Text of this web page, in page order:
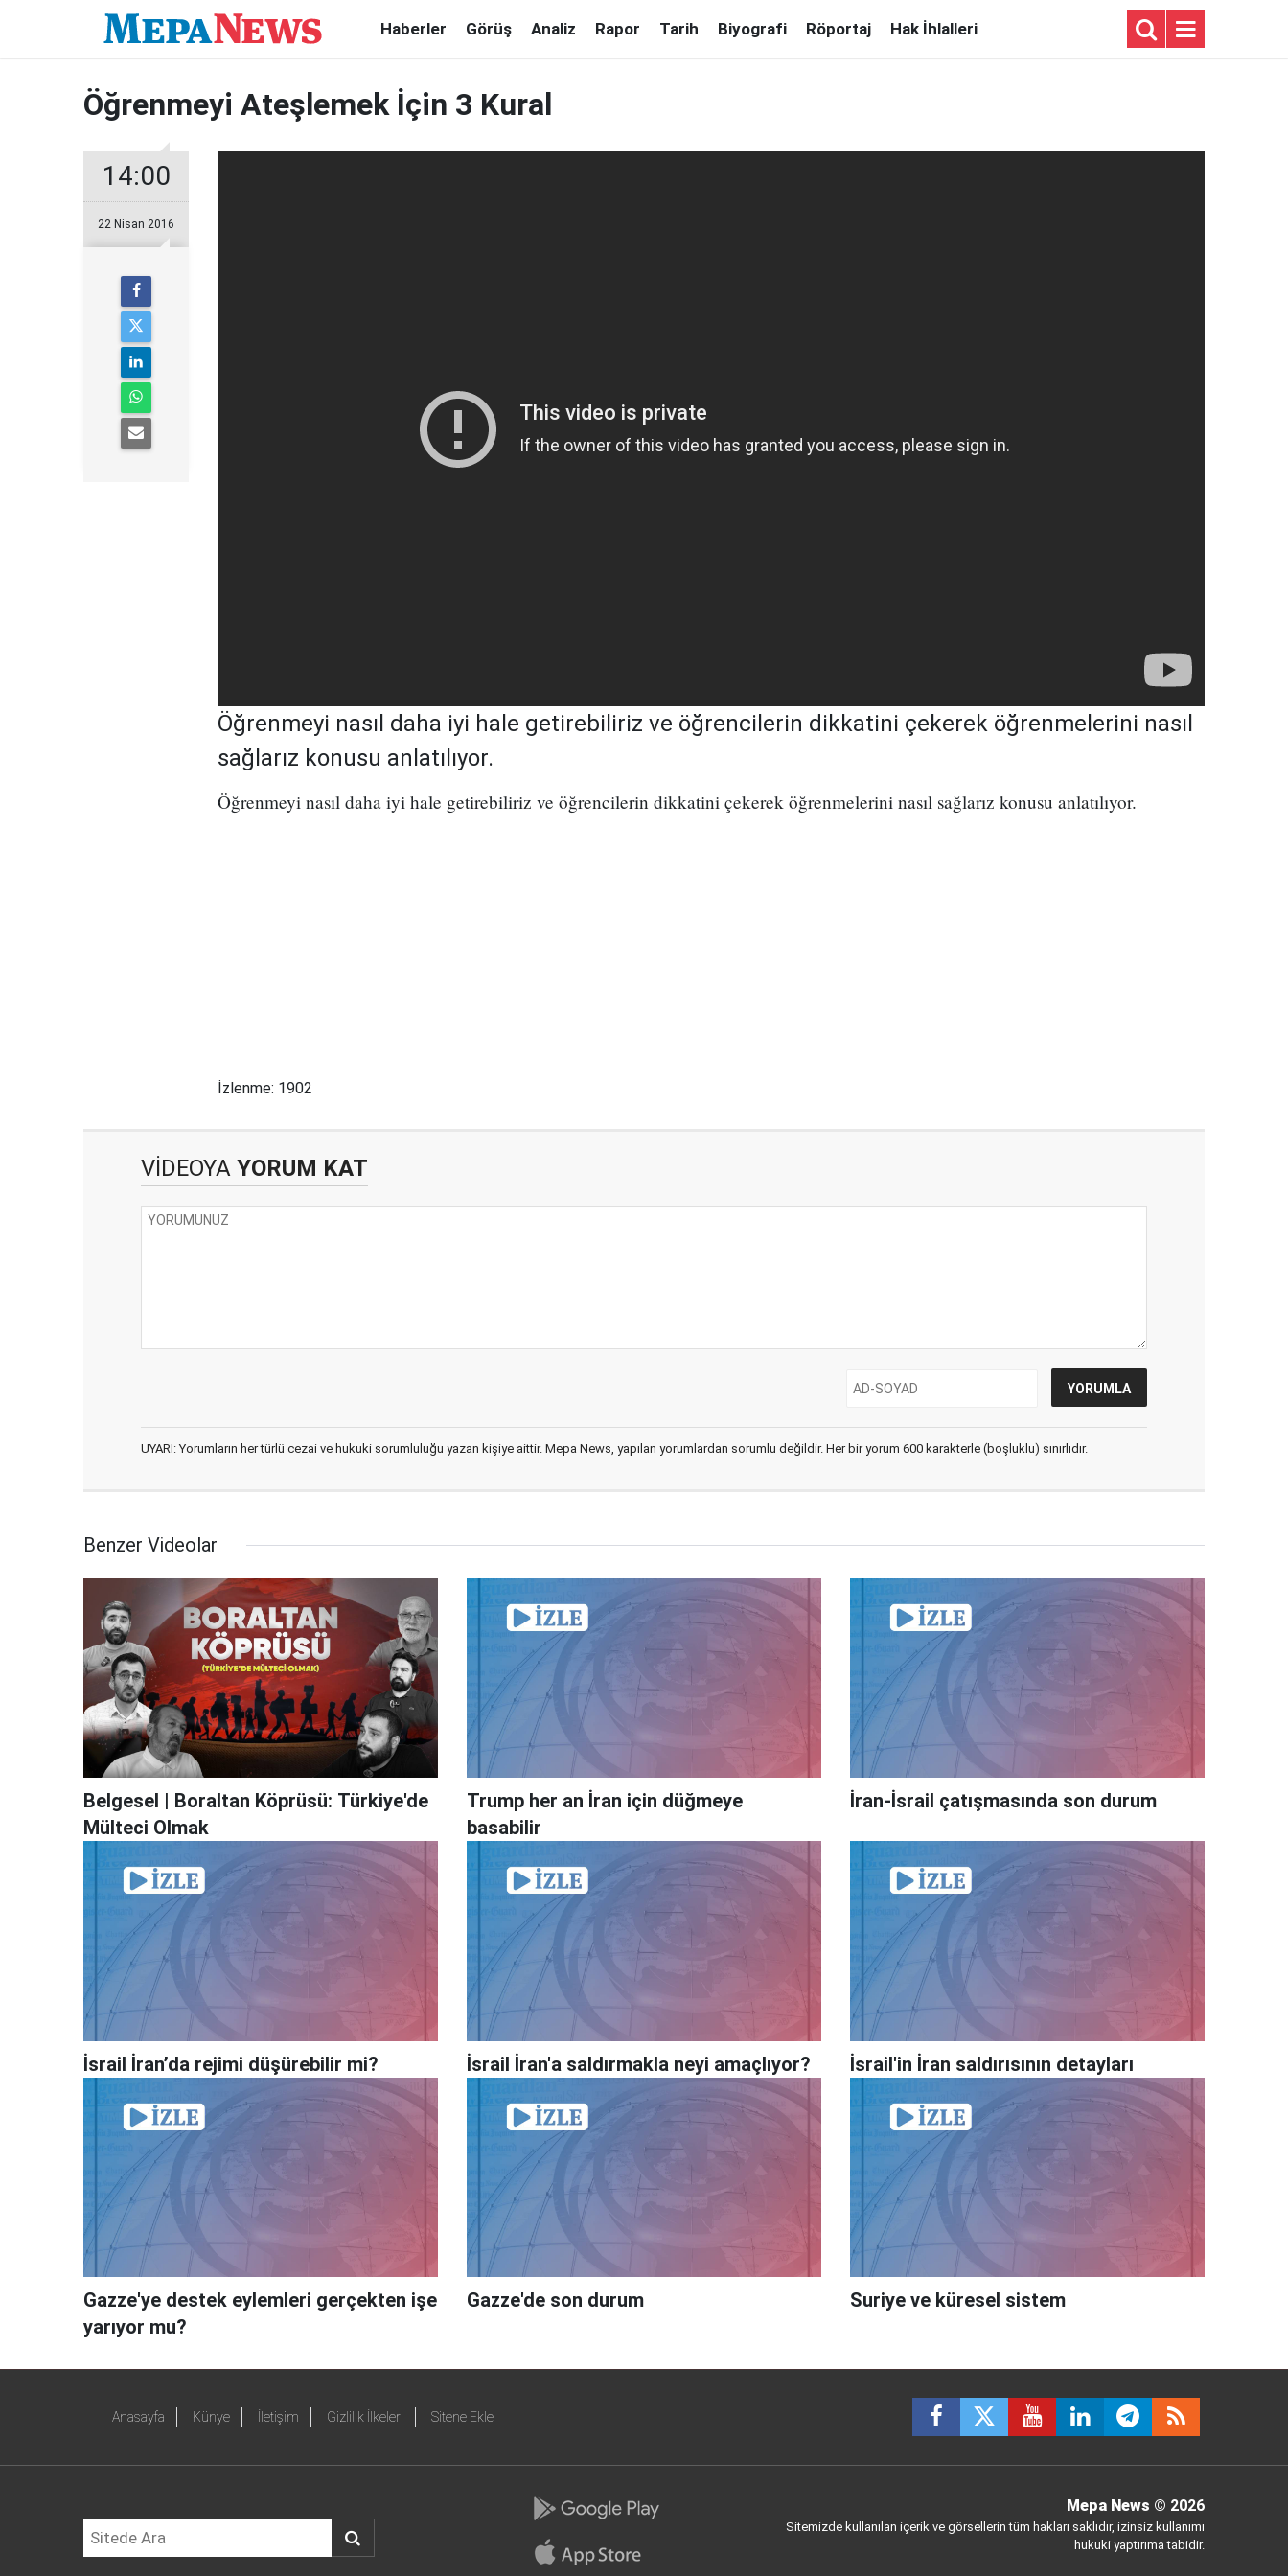
Haberler Görüş Analiz Rapor Tarih Biyografi Röportaj Hak İhlalleri
Öğrenmeyi Ateşlemek İçin 3 Kural
14:00
22 Nisan 2016
Öğrenmeyi nasıl daha iyi hale getirebiliriz ve öğrencilerin dikkatini çekerek öğrenmelerini nasıl
sağlarız konusu anlatılıyor.
Öğrenmeyi nasıl daha iyi hale getirebiliriz ve öğrencilerin dikkatini çekerek öğrenmelerini nasıl sağlarız konusu anlatılıyor.
İzlenme: 1902
VİDEOYA YORUM KAT
UYARI: Yorumların her türlü cezai ve hukuki sorumluluğu yazan kişiye aittir. Mepa News, yapılan yorumlardan sorumlu değildir. Her bir yorum 600 karakterle (boşluklu) sınırlıdır.
Benzer Videolar
Belgesel | Boraltan Köprüsü: Türkiye'de
Mülteci Olmak
Trump her an İran için düğmeye
basabilir
İran-İsrail çatışmasında son durum
İsrail İran’da rejimi düşürebilir mi? İsrail İran'a saldırmakla neyi amaçlıyor? İsrail'in İran saldırısının detayları
Gazze'ye destek eylemleri gerçekten işe
yarıyor mu?
Gazze'de son durum Suriye ve küresel sistem
Anasayfa Künye İletişim Gizlilik İlkeleri Sitene Ekle
Mepa News © 2026
Sitemizde kullanılan içerik ve görsellerin tüm hakları saklıdır, izinsiz kullanımı
hukuki yaptırıma tabidir.